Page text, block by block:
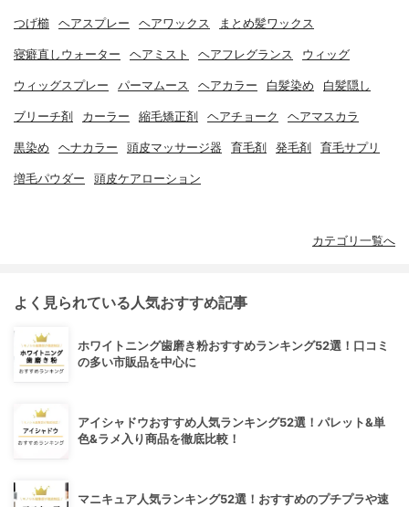
つげ櫛 ヘアスプレー ヘアワックス まとめ髪ワックス
寝癖直しウォーター ヘアミスト ヘアフレグランス ウィッグ
ウィッグスプレー パーマムース ヘアカラー 白髪染め 白髪隠し
ブリーチ剤 カーラー 縮毛矯正剤 ヘアチョーク ヘアマスカラ
黒染め ヘナカラー 頭皮マッサージ器 育毛剤 発毛剤 育毛サプリ
増毛パウダー 頭皮ケアローション
カテゴリ一覧へ
よく見られている人気おすすめ記事
ホワイトニング歯磨き粉おすすめランキング52選！口コミ
の多い市販品を中心に
アイシャドウおすすめ人気ランキング52選！パレット&単
色&ラメ入り商品を徹底比較！
マニキュア人気ランキング52選！おすすめのプチプラや速